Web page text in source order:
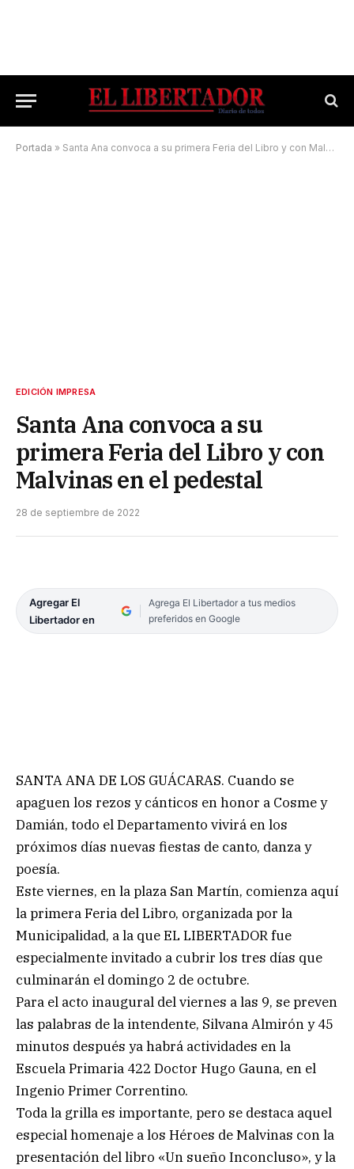
Portada » Santa Ana convoca a su primera Feria del Libro y con Malvinas en el pedestal
EDICIÓN IMPRESA
Santa Ana convoca a su
primera Feria del Libro y con
Malvinas en el pedestal
28 de septiembre de 2022
Agregar El
Libertador en
Agrega El Libertador a tus medios
preferidos en Google
SANTA ANA DE LOS GUÁCARAS. Cuando se
apaguen los rezos y cánticos en honor a Cosme y
Damián, todo el Departamento vivirá en los
próximos días nuevas fiestas de canto, danza y
poesía.
Este viernes, en la plaza San Martín, comienza aquí
la primera Feria del Libro, organizada por la
Municipalidad, a la que EL LIBERTADOR fue
especialmente invitado a cubrir los tres días que
culminarán el domingo 2 de octubre.
Para el acto inaugural del viernes a las 9, se preven
las palabras de la intendente, Silvana Almirón y 45
minutos después ya habrá actividades en la
Escuela Primaria 422 Doctor Hugo Gauna, en el
Ingenio Primer Correntino.
Toda la grilla es importante, pero se destaca aquel
especial homenaje a los Héroes de Malvinas con la
presentación del libro «Un sueño Inconcluso», y la